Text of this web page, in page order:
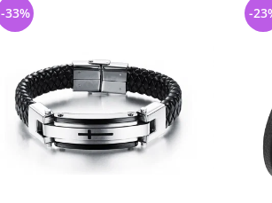
-33% -